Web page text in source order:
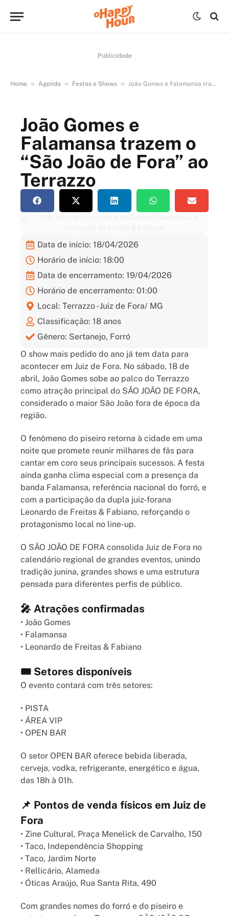
Publicidade
Home » Agenda » Festas e Shows » João Gomes e Falamansa trazem o “São João de Fora” ao Terrazzo
João Gomes e
Falamansa trazem o
“São João de Fora” ao
Terrazzo
Data de início: 18/04/2026
Horário de início: 18:00
Data de encerramento: 19/04/2026
Horário de encerramento: 01:00
Local: Terrazzo - Juiz de Fora/ MG
Classificação: 18 anos
Gênero: Sertanejo, Forró
O show mais pedido do ano já tem data para
acontecer em Juiz de Fora. No sábado, 18 de
abril, João Gomes sobe ao palco do Terrazzo
como atração principal do SÃO JOÃO DE FORA,
considerado o maior São João fora de época da
região.
O fenômeno do piseiro retorna à cidade em uma
noite que promete reunir milhares de fãs para
cantar em coro seus principais sucessos. A festa
ainda ganha clima especial com a presença da
banda Falamansa, referência nacional do forró, e
com a participação da dupla juiz-forana
Leonardo de Freitas & Fabiano, reforçando o
protagonismo local no line-up.
O SÃO JOÃO DE FORA consolida Juiz de Fora no
calendário regional de grandes eventos, unindo
tradição junina, grandes shows e uma estrutura
pensada para diferentes perfis de público.
🎤 Atrações confirmadas
• João Gomes
• Falamansa
• Leonardo de Freitas & Fabiano
🎟️ Setores disponíveis
O evento contará com três setores:
• PISTA
• ÁREA VIP
• OPEN BAR
O setor OPEN BAR oferece bebida liberada,
cerveja, vodka, refrigerante, energético e água,
das 18h à 01h.
📌 Pontos de venda físicos em Juiz de
Fora
• Zine Cultural, Praça Menelick de Carvalho, 150
• Taco, Independência Shopping
• Taco, Jardim Norte
• Rellicário, Alameda
• Óticas Araújo, Rua Santa Rita, 490
Com grandes nomes do forró e do piseiro e